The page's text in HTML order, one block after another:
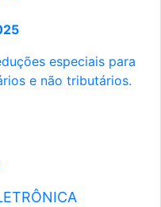
especiais para
e não tributários.